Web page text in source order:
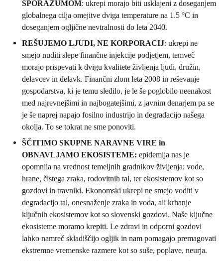
SPORAZUMOM: ukrepi morajo biti usklajeni z doseganjem
globalnega cilja omejitve dviga temperature na 1.5 °C in
doseganjem ogljične nevtralnosti do leta 2040.
REŠUJEMO LJUDI, NE KORPORACIJ: ukrepi ne
smejo nuditi slepe finančne injekcije podjetjem, temveč
morajo prispevati k dvigu kvalitete življenja ljudi, družin,
delavcev in delavk. Finančni zlom leta 2008 in reševanje
gospodarstva, ki je temu sledilo, je le še poglobilo neenakost
med najrevnejšimi in najbogatejšimi, z javnim denarjem pa se
je še naprej napajo fosilno industrijo in degradacijo našega
okolja. To se tokrat ne sme ponoviti.
ŠČITIMO SKUPNE NARAVNE VIRE in
OBNAVLJAMO EKOSISTEME: epidemija nas je
opomnila na vrednost temeljnih gradnikov življenja: vode,
hrane, čistega zraka, rodovitnih tal, ter ekosistemov kot so
gozdovi in travniki. Ekonomski ukrepi ne smejo voditi v
degradacijo tal, onesnaženje zraka in voda, ali krhanje
ključnih ekosistemov kot so slovenski gozdovi. Naše ključne
ekosisteme moramo krepiti. Le zdravi in odporni gozdovi
lahko namreč skladiščijo ogljik in nam pomagajo premagovati
ekstremne vremenske razmere kot so suše, poplave, neurja.